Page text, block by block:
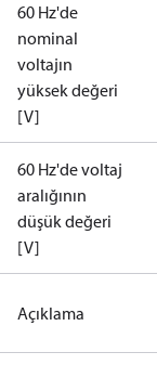
60 Hz'de
nominal
voltajın
yüksek değeri
[V]
60 Hz'de voltaj
aralığının
düşük değeri
[V]
Açıklama